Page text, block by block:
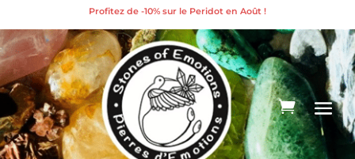
Profitez de -10% sur le Peridot en Août !